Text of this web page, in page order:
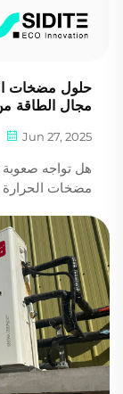
حلول مضخات
مجال الطاقة
Jun 27, 2025
هل تواجه صعوبة
كن شريكًا لنا